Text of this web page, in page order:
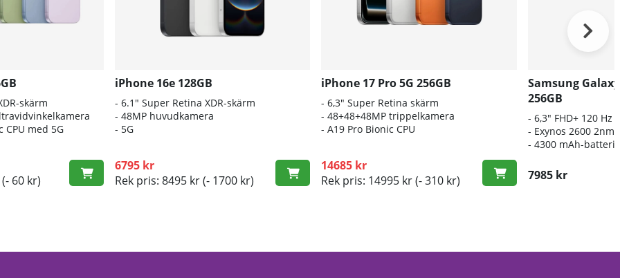
skärm
med 5G
60 kr)
iPhone 16e 128GB
- 6.1″ Super Retina XDR-skärm
- 48MP huvudkamera
- 5G
6795 kr
Rek pris: 8495 kr(- 1700 kr)
iPhone 17 Pro 5G 256GB
- 6,3" Super Retina skärm
- 48+48+48MP trippelkamera
-A19 Pro Bionic CPU
14685 kr
Rek pris: 14995 kr(- 310 kr)
Samsung Galaxy
256GB
- 6,3" FHD+ 120 Hz
- Exynos 2600
-4300 mAh-batteri
7985 kr